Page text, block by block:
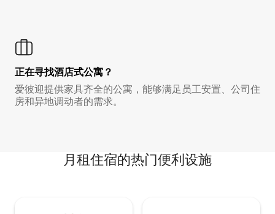
正在寻找酒店式公寓？
爱彼迎提供家具齐全的公寓，能够满足员工安置、公司住
房和异地调动者的需求。
月租住宿的热门便利设施